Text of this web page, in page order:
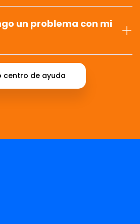
un problema con mi
centro de ayuda